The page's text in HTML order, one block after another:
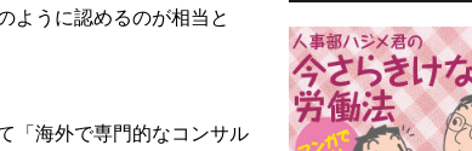
ように認めるのが相当と
「海外で専門的なコンサル